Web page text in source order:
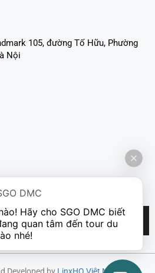
105, đường Tố Hữu, Phường
Nội
Instagram TikTok
DMC
Hãy cho SGO DMC biết
quan tâm đến tour du
nhé!